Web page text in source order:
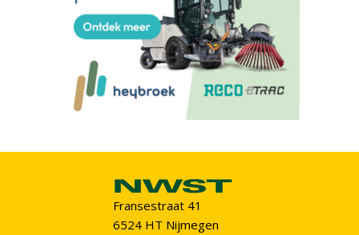
Fransestraat 41
6524 HT Nijmegen